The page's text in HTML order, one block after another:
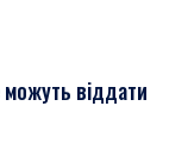
віддати